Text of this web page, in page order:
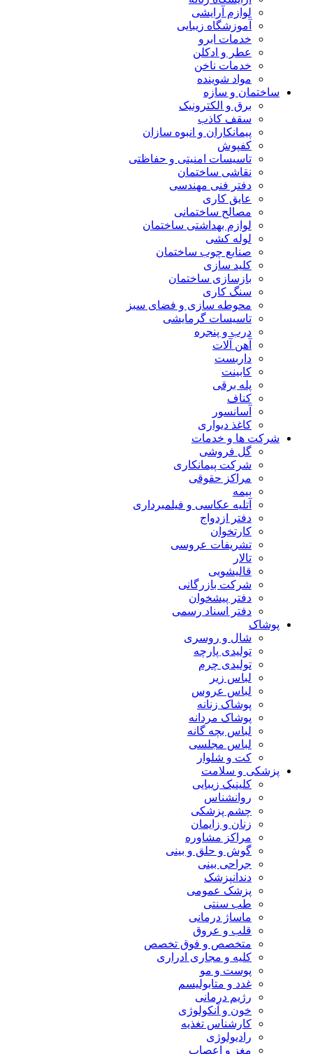
لوازم آرایشی
آموزشگاه زیبایی
خدمات ابرو
عطر و ادکلن
خدمات ناخن
مواد شوینده
ساختمان و سازه
برق و الکترونیک
سقف کاذب
پیمانکاران و انبوه سازان
کفپوش
تاسیسات امنیتی و حفاظتی
نقاشی ساختمان
دفتر فنی مهندسی
عایق کاری
مصالح ساختمانی
لوازم بهداشتی ساختمان
لوله کشی
صنایع چوب ساختمان
کلید سازی
بازسازی ساختمان
سنگ کاری
محوطه سازی و فضای سبز
تاسیسات گرمایشی
درب و پنجره
آهن آلات
داربست
کابینت
پله برقی
کناف
آسانسور
کاغذ دیواری
شرکت ها و خدمات
گل فروشی
شرکت پیمانکاری
مراکز حقوقی
بیمه
آتلیه عکاسی و فیلمبرداری
دفتر ازدواج
کارتخوان
تشریفات عروسی
تالار
قالیشویی
شرکت بازرگانی
دفتر پیشخوان
دفتر اسناد رسمی
پوشاک
شال و روسری
تولیدی پارچه
تولیدی چرم
لباس زیر
لباس عروس
پوشاک زنانه
پوشاک مردانه
لباس بچه گانه
لباس مجلسی
کت و شلوار
پزشکی و سلامت
کلینیک زیبایی
روانشناس
چشم پزشکی
زنان و زایمان
مراکز مشاوره
گوش و حلق و بینی
جراحی بینی
دندانپزشک
پزشک عمومی
طب سنتی
ماساژ درمانی
قلب و عروق
متخصص و فوق تخصص
کلیه و مجاری ادراری
پوست و مو
غدد و متابولیسم
رژیم درمانی
خون و آنکولوژی
کارشناس تغذیه
رادیولوژی
مغز و اعصاب